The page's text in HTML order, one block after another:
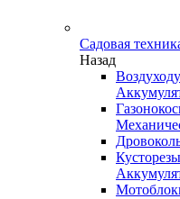
Садовая
Назад